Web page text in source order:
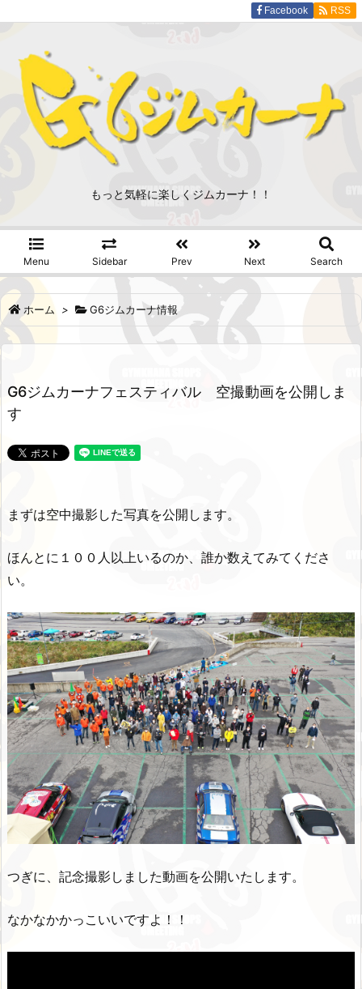
もっと気軽に楽しくジムカーナ！！
Menu Sidebar Prev Next Search
Facebook RSS
ホーム > G6ジムカーナ情報
G6ジムカーナフェスティバル 空撮動画を公開しま
す
まずは空中撮影した写真を公開します。
ほんとに１００人以上いるのか、誰か数えてみてくださ
い。
つぎに、記念撮影しました動画を公開いたします。
なかなかかっこいいですよ！！